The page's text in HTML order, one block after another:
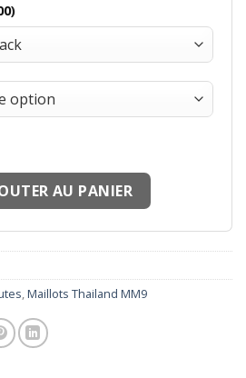
)
90Minute MM9 Maillots
AU PANIER
Maillots Thailand MM9